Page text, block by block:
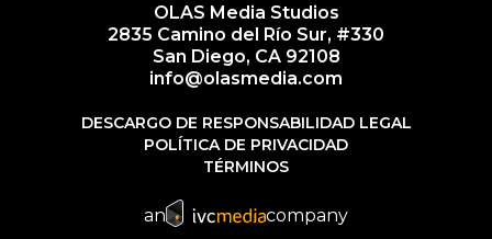
OLAS Media Studios
2835 Camino del Río Sur, #330
San Diego, CA 92108
info@olasmedia.com
DESCARGO DE RESPONSABILIDAD LEGAL
POLÍTICA DE PRIVACIDAD
TÉRMINOS
an company